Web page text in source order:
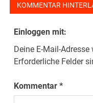
KOMMENTAR
Einloggen mit:
Deine E-Mail-
Erforderliche Felder
Kommentar*